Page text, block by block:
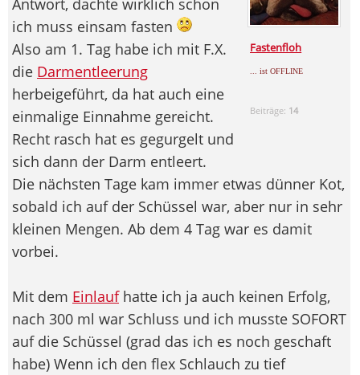
Fastenfloh
... ist OFFLINE
Beiträge: 14
Antwort, dachte wirklich schon
ich muss einsam fasten
Also am 1. Tag habe ich mit F.X.
die Darmentleerung
herbeigeführt, da hat auch eine
einmalige Einnahme gereicht.
Recht rasch hat es gegurgelt und
sich dann der Darm entleert.
Die nächsten Tage kam immer etwas dünner Kot,
sobald ich auf der Schüssel war, aber nur in sehr
kleinen Mengen. Ab dem 4 Tag war es damit
vorbei.
Mit dem Einlaufhatte ich ja auch keinen Erfolg,
nach 300 ml war Schluss und ich musste SOFORT
auf die Schüssel (grad das ich es noch geschaft
habe) Wenn ich den flex Schlauch zu tief